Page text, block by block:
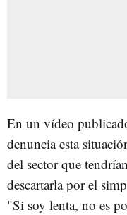
En un vídeo
denuncia esta
del sector que
descartarla por el
"Si soy lenta, no es